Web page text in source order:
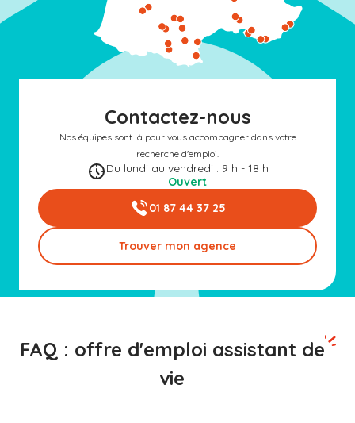
Contactez-nous
Nos équipes sont là pour vous accompagner dans votre
recherche d'emploi.
Du lundi au vendredi : 9 h - 18 h
Ouvert
01 87 44 37 25
Trouver mon agence
FAQ : offre d'emploi assistant de
vie